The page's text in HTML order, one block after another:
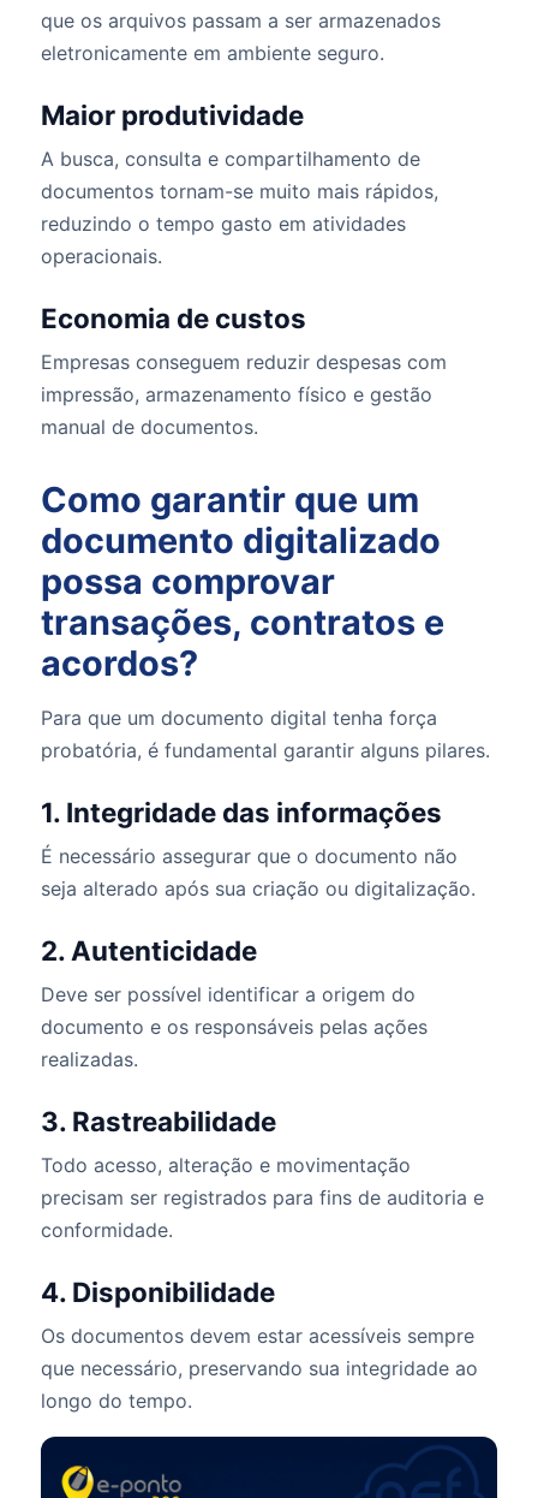
que os arquivos passam a ser armazenados
eletronicamente em ambiente seguro.
Maior produtividade
A busca, consulta e compartilhamento de
documentos tornam-se muito mais rápidos,
reduzindo o tempo gasto em atividades
operacionais.
Economia de custos
Empresas conseguem reduzir despesas com
impressão, armazenamento físico e gestão
manual de documentos.
Como garantir que um
documento digitalizado
possa comprovar
transações, contratos e
acordos?
Para que um documento digital tenha força
probatória, é fundamental garantir alguns pilares.
1. Integridade das informações
É necessário assegurar que o documento não
seja alterado após sua criação ou digitalização.
2. Autenticidade
Deve ser possível identificar a origem do
documento e os responsáveis pelas ações
realizadas.
3. Rastreabilidade
Todo acesso, alteração e movimentação
precisam ser registrados para fins de auditoria e
conformidade.
4. Disponibilidade
Os documentos devem estar acessíveis sempre
que necessário, preservando sua integridade ao
longo do tempo.